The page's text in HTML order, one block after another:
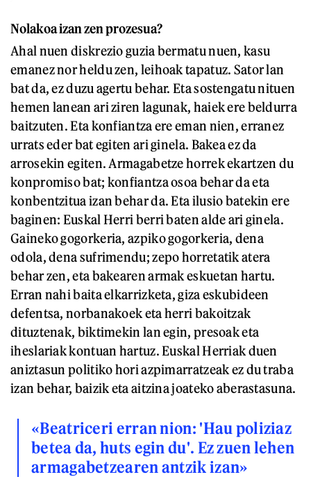
Nolakoa izan zen prozesua?
Ahal nuen diskrezio guzia bermatu nuen, kasu
emanez nor heldu zen, leihoak tapatuz. Sator lan
bat da, ez duzu agertu behar. Eta sostengatu nituen
hemen lanean ari ziren lagunak, haiek ere beldurra
baitzuten. Eta konfiantza ere eman nien, erranez
urrats eder bat egiten ari ginela. Bakea ez da
arrosekin egiten. Armagabetze horrek ekartzen du
konpromiso bat; konfiantza osoa behar da eta
konbentzitua izan behar da. Eta ilusio batekin ere
baginen: Euskal Herri berri baten alde ari ginela.
Gaineko gogorkeria, azpiko gogorkeria, dena
odola, dena sufrimendu; zepo horretatik atera
behar zen, eta bakearen armak eskuetan hartu.
Erran nahi baita elkarrizketa, giza eskubideen
defentsa, norbanakoek eta herri bakoitzak
dituztenak, biktimekin lan egin, presoak eta
iheslariak kontuan hartuz. Euskal Herriak duen
aniztasun politiko hori azpimarratzeak ez du traba
izan behar, baizik eta aitzina joateko aberastasuna.
«Beatriceri erran nion: 'Hau poliziaz
betea da, huts egin du'. Ez zuen lehen
armagabetzearen antzik izan»